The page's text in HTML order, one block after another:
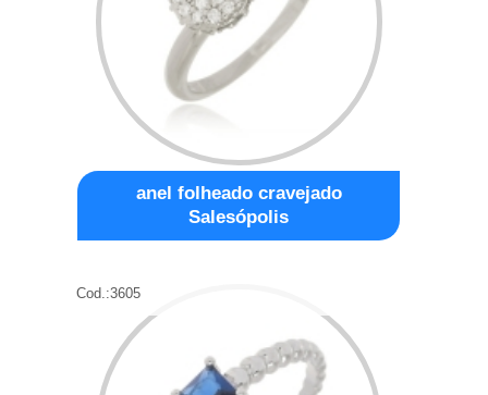
anel folheado cravejado
Salesópolis
Cod.:3605